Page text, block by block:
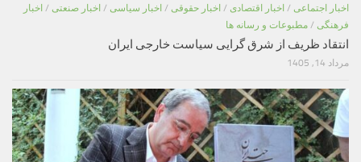
اخبار اجتماعی / اخبار اقتصادی / اخبار حقوقی / اخبار سیاسی / اخبار صنعتی / اخبار
فرهنگی / مطبوعات و رسانه ها
انتقاد ظریف از شرق گرایی سیاست خارجی ایران
مرداد 14, 1405